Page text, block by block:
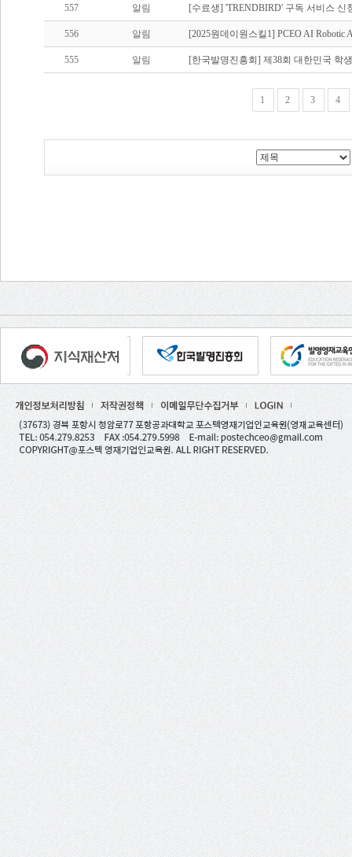
557 알림 [수료생] 'TRENDBIRD' 구독 서비스 신
556 알림 [2025원데이원스킬1] PCEO AI
555 알림 [한국발명진흥회] 제38회 대한민국 학
1 2 3 4